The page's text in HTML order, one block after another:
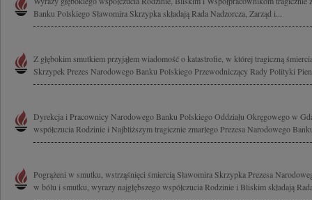
Banku Polskiego Sławomira Skrzypka składają Rada Nadzorcza, Zarząd i...
Z głębokim smutkiem przyjąłem wiadomość o katastrofie, w której tragiczną
Skrzypek Prezes Narodowego Banku Polskiego Przewodniczący Rady Polityki
Dyrekcja i Pracownicy Narodowego Banku Polskiego Oddziału Okręgowego w
współczucia Rodzinie i Najbliższym tragicznie zmarłego Prezesa Narodowego
Pogrążeni w smutku, wstrząśnięci śmiercią Sławomira Skrzypka Prezesa
w bólu i smutku, wyrazy najgłębszego współczucia Rodzinie i Bliskim składają